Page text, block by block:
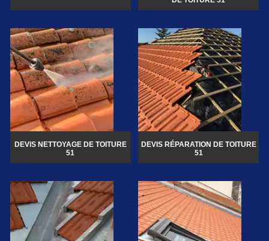
DEVIS NETTOYAGE DE TOITURE
51
DEVIS RÉPARATION DE TOITURE
51